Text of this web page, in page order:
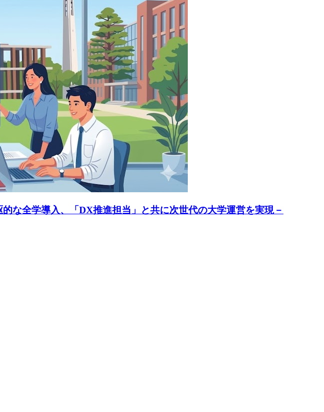
な全学導入、「DX推進担当」と共に次世代の大学運営を実現－